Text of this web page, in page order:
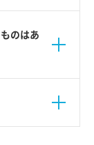
のはあ